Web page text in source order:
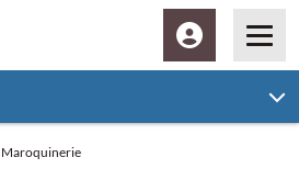
Espace client
Maroquinerie